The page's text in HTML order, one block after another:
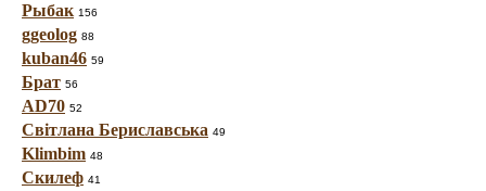
Рыбак 156
ggeolog 88
kuban46 59
Брат 56
AD70 52
Світлана Бериславська 49
Klimbim 48
Скилеф 41